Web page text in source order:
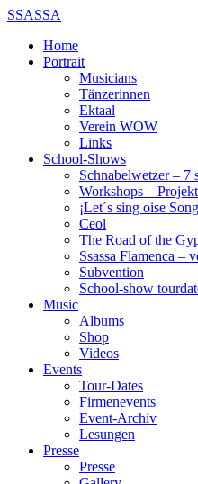
SSASSA
Home
Portrait
Musicians
Tänzerinnen
Ektaal
Verein WOW
Links
School-Shows
Schnabelwetzer – 7
Workshops –
¡Let´s sing oise
Ceol
The Road of the
Ssassa Flamenca –
Subvention
School-show
Music
Albums
Shop
Videos
Events
Tour-Dates
Firmenevents
Event-Archiv
Lesungen
Presse
Presse